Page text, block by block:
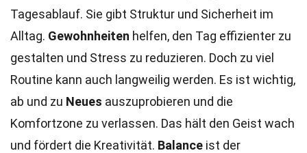
Tagesablauf. Sie gibt Struktur und Sicherheit im
Alltag. Gewohnheiten helfen, den Tag effizienter zu
gestalten und Stress zu reduzieren. Doch zu viel
Routine kann auch langweilig werden. Es ist wichtig,
ab und zu Neues auszuprobieren und die
Komfortzone zu verlassen. Das hält den Geist wach
und fördert die Kreativität. Balance ist der